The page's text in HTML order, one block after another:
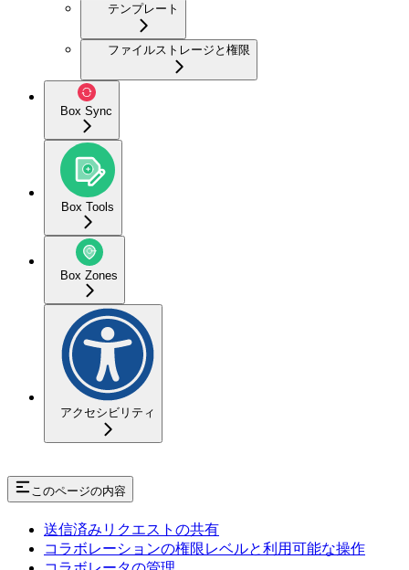
テンプレート
ファイルストレージと権限
Box Sync
Box Tools
Box Zones
アクセシビリティ
このページの内容
送信済みリクエストの共有
コラボレーションの権限レベルと利用可能な操作